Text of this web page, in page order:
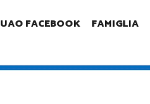
UAO FACEBOOK FAMIGLIA